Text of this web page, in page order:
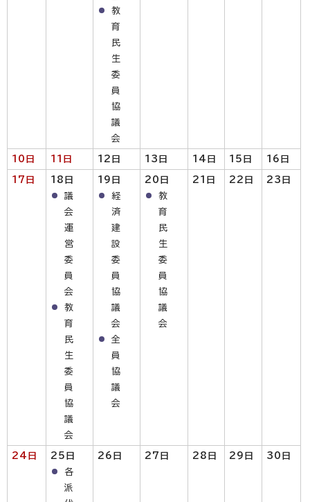
教
育
民
生
委
員
協
議
会
10日 11日 12日 13日 14日 15日 16日
17日
18日
議
会
運
営
委
員
会
教
育
民
生
委
員
協
議
会
19日
経
済
建
設
委
員
協
議
会
全
員
協
議
会
20日
教
育
民
生
委
員
協
議
会
21日 22日 23日
24日
25日
各
派
26日 27日 28日 29日 30日